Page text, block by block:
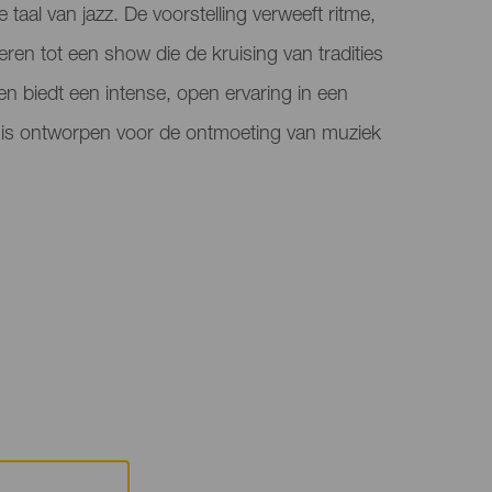
taal van jazz. De voorstelling verweeft ritme,
tot een show die de kruising van tradities
biedt een intense, open ervaring in een
ontworpen voor de ontmoeting van muziek